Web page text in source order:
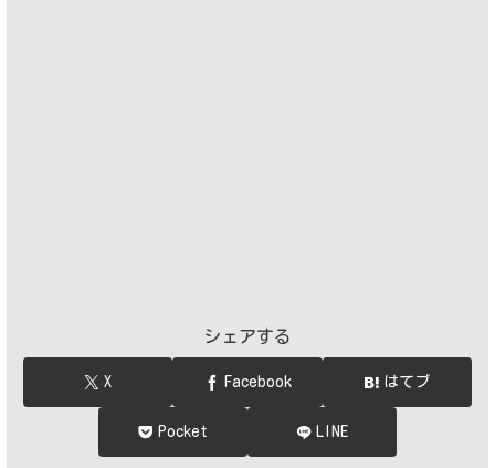
シェアする
X Facebook はてブ
Pocket LINE